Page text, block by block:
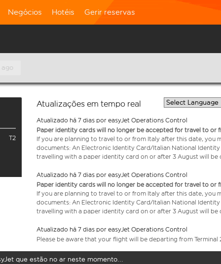
Negócios Hotéis Gerir reservas
ago
T2
Atualizações em tempo real
Atualizado há 7 dias por easyJet Operations Control
Paper identity cards will no longer be accepted for travel to or
If you are planning to travel to or from Italy after this date, you
documents: An Electronic Identity Card/Italian National
travelling with a paper identity card on or after 3 August will be
Atualizado há 7 dias por easyJet Operations Control
Paper identity cards will no longer be accepted for travel to or
If you are planning to travel to or from Italy after this date, you
documents: An Electronic Identity Card/Italian National
travelling with a paper identity card on or after 3 August will be
Atualizado há 7 dias por easyJet Operations Control
Please be aware that your flight will be departing from Terminal
que estão no ar neste momento...